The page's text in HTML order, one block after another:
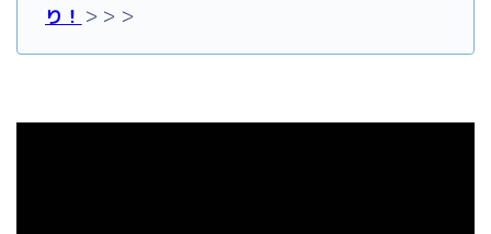
り！ ＞＞＞